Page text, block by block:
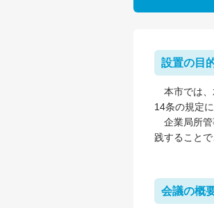
設置の目
本市では、
14条の規定
企業局所管
践すること
会議の概